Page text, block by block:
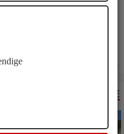
KLAUSNER HÜTTE